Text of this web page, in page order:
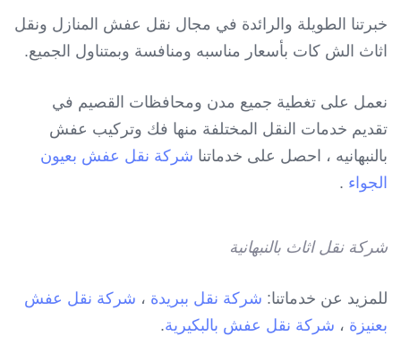
خبرتنا الطويلة والرائدة في مجال نقل عفش المنازل ونقل
اثاث الش كات بأسعار مناسبه ومنافسة وبمتناول الجميع.
نعمل على تغطية جميع مدن ومحافظات القصيم في
تقديم خدمات النقل المختلفة منها فك وتركيب عفش
بالنبهانيه ، احصل على خدماتنا شركة نقل عفش بعيون
الجواء .
شركة نقل اثاث بالنبهانية
للمزيد عن خدماتنا: شركة نقل ببريدة ، شركة نقل عفش
بعنيزة ، شركة نقل عفش بالبكيرية.